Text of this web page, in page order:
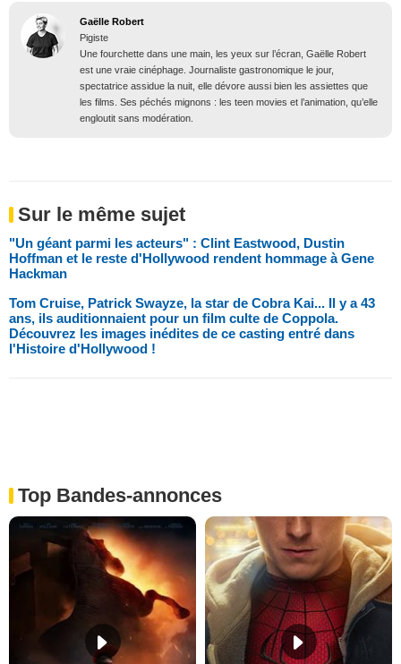
Gaëlle Robert
Pigiste
Une fourchette dans une main, les yeux sur l’écran, Gaëlle Robert
est une vraie cinéphage. Journaliste gastronomique le jour,
spectatrice assidue la nuit, elle dévore aussi bien les assiettes que
les films. Ses péchés mignons : les teen movies et l’animation, qu’elle
engloutit sans modération.
Sur le même sujet
"Un géant parmi les acteurs" : Clint Eastwood, Dustin
Hoffman et le reste d'Hollywood rendent hommage à Gene
Hackman
Tom Cruise, Patrick Swayze, la star de Cobra Kai... Il y a 43
ans, ils auditionnaient pour un film culte de Coppola.
Découvrez les images inédites de ce casting entré dans
l'Histoire d'Hollywood !
Top Bandes-annonces